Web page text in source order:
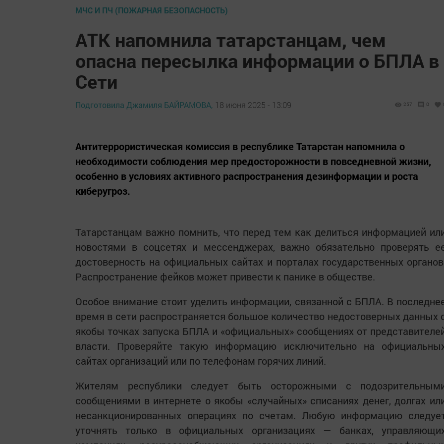
МЧС И ПЧ (ПОЖАРНАЯ БЕЗОПАСНОСТЬ)
АТК напомнила татарстанцам, чем
опасна пересылка информации о БПЛА в
Сети
Подготовила Джамиля БАЙРАМОВА, 18 июня 2025 - 13:09 257 0
Антитеррористическая комиссия в республике Татарстан напомнила о
необходимости соблюдения мер предосторожности в повседневной жизни,
особенно в условиях активного распространения дезинформации и роста
киберугроз.
Татарстанцам важно помнить, что перед тем как делиться информацией
новостями в соцсетях и мессенджерах, важно обязательно проверять
достоверность на официальных сайтах и порталах государственных
Распространение фейков может привести к панике в обществе.
Особое внимание стоит уделить информации, связанной с БПЛА. В
время в сети распространяется большое количество недостоверных данных
якобы точках запуска БПЛА и «официальных» сообщениях от
власти. Проверяйте такую информацию исключительно на
сайтах организаций или по телефонам горячих линий.
Жителям республики следует быть осторожными с
сообщениями в интернете о якобы «случайных» списаниях денег, долгах
несанкционированных операциях по счетам. Любую информацию
уточнять только в официальных организациях — банках,